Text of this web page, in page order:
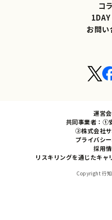
コ
お問い
運営
共同事業者：①
②株式会社
プライバシ
採用
リスキリングを通じたキャ
Copyright 行